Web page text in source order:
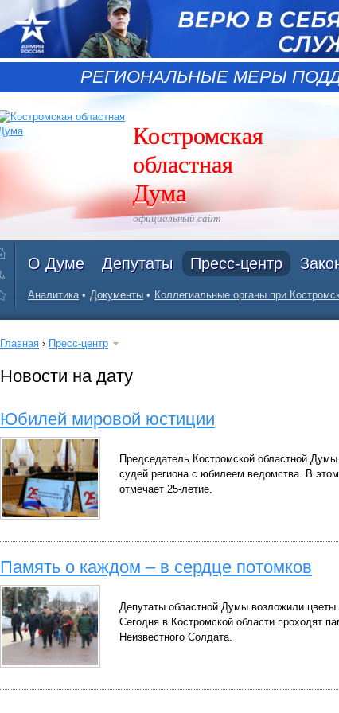
РЕГИОНАЛЬНЫЕ МЕРЫ
Костромская
областная
Дума
официальный сайт
О Думе Депутаты Пресс-центр
Аналитика Документы Коллегиальные органы при
Главная › Пресс-центр
Новости на дату
Юбилей мировой юстиции
Председатель Костромской областной
судей региона с юбилеем ведомства. В
отмечает 25-летие.
Память о каждом – в сердце потомков
Депутаты областной Думы возложили
Сегодня в Костромской области проходят
Неизвестного Солдата.